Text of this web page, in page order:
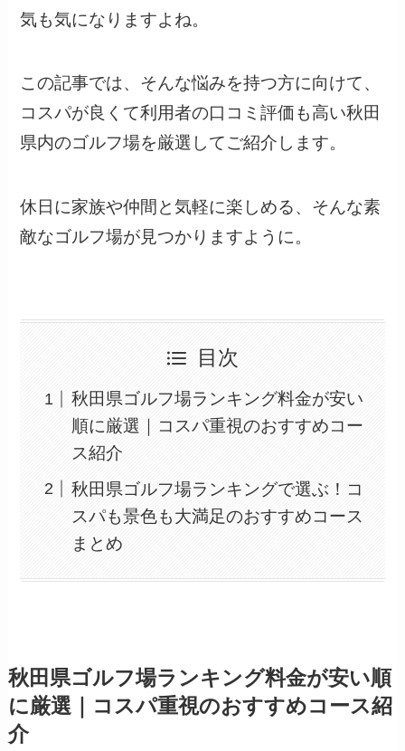
気も気になりますよね。
この記事では、そんな悩みを持つ方に向けて、
コスパが良くて利用者の口コミ評価も高い秋田
県内のゴルフ場を厳選してご紹介します。
休日に家族や仲間と気軽に楽しめる、そんな素
敵なゴルフ場が見つかりますように。
目次
秋田県ゴルフ場ランキング料金が安い
順に厳選｜コスパ重視のおすすめコー
ス紹介
秋田県ゴルフ場ランキングで選ぶ！コ
スパも景色も大満足のおすすめコース
まとめ
秋田県ゴルフ場ランキング料金が安い順
に厳選｜コスパ重視のおすすめコース紹
介